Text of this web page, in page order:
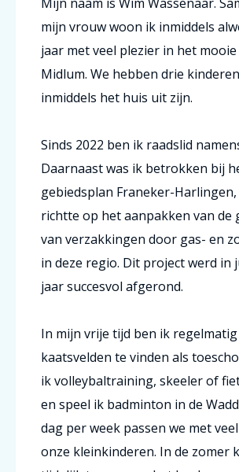
mijn vrouw woon ik inmiddels
jaar met veel plezier in het
Midlum. We hebben drie
inmiddels het huis uit zijn.
Sinds 2022 ben ik raadslid
Daarnaast was ik betrokken bij
gebiedsplan Franeker-Harlingen,
richtte op het aanpakken van de
van verzakkingen door gas- en
in deze regio. Dit project werd in
jaar succesvol afgerond.
In mijn vrije tijd ben ik
kaatsvelden te vinden als
ik volleybaltraining, skeeler of
en speel ik badminton in de
dag per week passen we met
onze kleinkinderen. In de zomer